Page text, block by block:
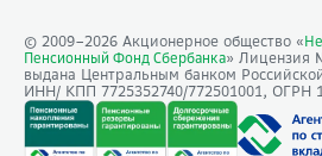
© 2009–2026 Акционерное общество «
Пенсионный Фонд Сбербанка» Лицензия
выдана Центральным банком
ИНН/ КПП 7725352740/772501001, ОГРН